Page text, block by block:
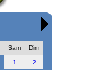
Sam Dim
1 2